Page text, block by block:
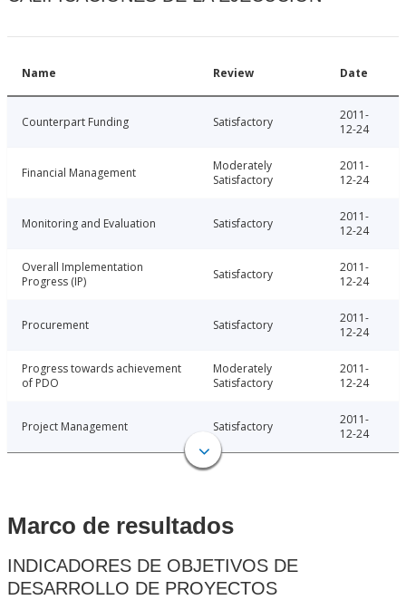
Name Review Date
Counterpart Funding Satisfactory
2011-
12-24
Financial Management
Moderately
Satisfactory
2011-
12-24
Monitoring and Evaluation Satisfactory
2011-
12-24
Overall Implementation
Progress (IP)
Satisfactory
2011-
12-24
Procurement Satisfactory
2011-
12-24
Progress towards achievement
of PDO
Moderately
Satisfactory
2011-
12-24
Project Management Satisfactory
2011-
12-24
Marco de resultados
INDICADORES DE OBJETIVOS DE
DESARROLLO DE PROYECTOS